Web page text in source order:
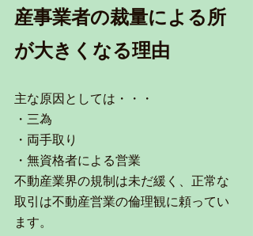
産事業者の裁量による所
が大きくなる理由
主な原因としては・・・
・三為
・両手取り
・無資格者による営業
不動産業界の規制は未だ緩く、正常な
取引は不動産営業の倫理観に頼ってい
ます。